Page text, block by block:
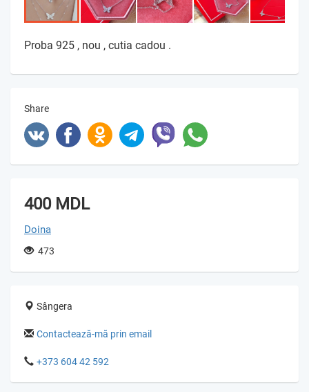
Proba 925 , nou , cutia cadou .
Share
400 MDL
Doina
473
Sângera
Contactează-mă prin email
+373 604 42 592